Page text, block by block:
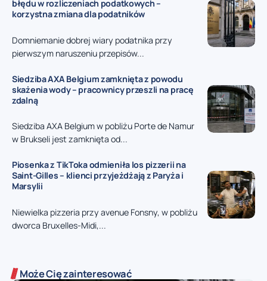
błędu w rozliczeniach podatkowych –
korzystna zmiana dla podatników
Domniemanie dobrej wiary podatnika przy
pierwszym naruszeniu przepisów...
Siedziba AXA Belgium zamknięta z powodu
skażenia wody – pracownicy przeszli na pracę
zdalną
Siedziba AXA Belgium w pobliżu Porte de Namur
w Brukseli jest zamknięta od...
Piosenka z TikToka odmieniła los pizzerii na
Saint-Gilles – klienci przyjeżdżają z Paryża i
Marsylii
Niewielka pizzeria przy avenue Fonsny, w pobliżu
dworca Bruxelles-Midi,...
Może Cię zainteresować